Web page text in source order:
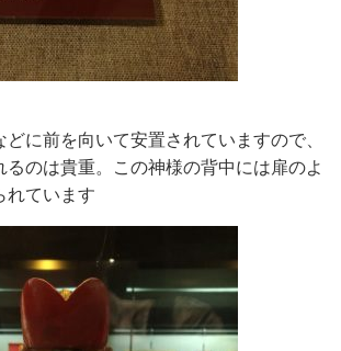
に前を向いて安置されていますので、
るのは貴重。この神様の背中には扉のよ
れています